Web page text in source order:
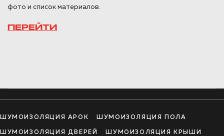
фото и список материалов.
ПЕРЕЙТИ
ШУМОИЗОЛЯЦИЯ АРОК ШУМОИЗОЛЯЦИЯ ПОЛА
ШУМОИЗОЛЯЦИЯ ДВЕРЕЙ ШУМОИЗОЛЯЦИЯ КРЫШИ